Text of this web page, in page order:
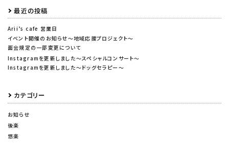
最近の投稿
Arii’s cafe 営業日
イベント開催のお知らせ～地域応援プロジェクト～
面会規定の一部変更について
Instagramを更新しました～スペシャルコンサート～
Instagramを更新しました～ドッグセラピー～
カテゴリー
お知らせ
後楽
悠楽